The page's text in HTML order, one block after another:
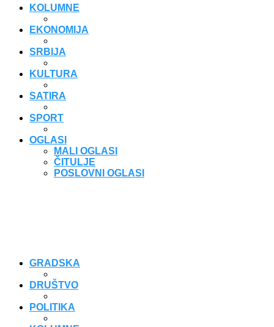
KOLUMNE
EKONOMIJA
SRBIJA
KULTURA
SATIRA
SPORT
OGLASI
MALI OGLASI
ČITULJE
POSLOVNI OGLASI
GRADSKA
DRUŠTVO
POLITIKA